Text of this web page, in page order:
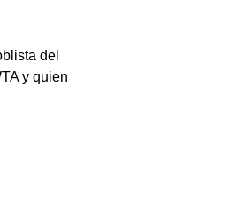
del
y quien